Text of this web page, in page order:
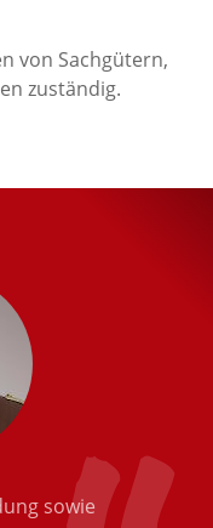
von Sachgütern,
zuständig.
sowie